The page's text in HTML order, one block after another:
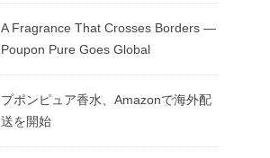
A Fragrance That Crosses Borders —
Poupon Pure Goes Global
プポンピュア香水、Amazonで海外配
送を開始